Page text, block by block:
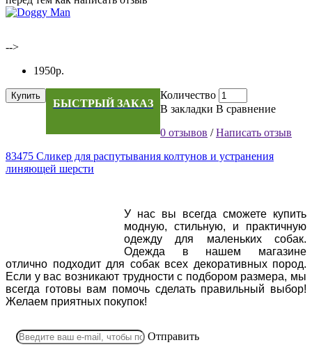
-->
1950р.
Количество
Купить
БЫСТРЫЙ ЗАКАЗ В закладки В сравнение
0 отзывов /Написать отзыв
83475 Сликер для распутывания колтунов и устранения
линяющей шерсти
У нас вы всегда сможете купить
модную, стильную, и практичную
одежду для маленьких собак.
Одежда в нашем магазине
отлично подходит для собак всех декоративных пород.
Если у вас возникают трудности с подбором размера, мы
всегда готовы вам помочь сделать правильный выбор!
Желаем приятных покупок!
Отправить